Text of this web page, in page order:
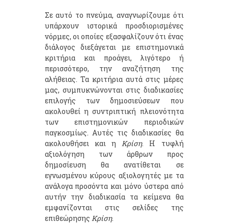
Σε αυτό το πνεύμα, αναγνωρίζουμε ότι
υπάρχουν ιστορικά προσδιορισμένες
νόρμες, οι οποίες εξασφαλίζουν ότι ένας
διάλογος διεξάγεται με επιστημονικά
κριτήρια και προάγει, λιγότερο ή
περισσότερο, την αναζήτηση της
αλήθειας. Τα κριτήρια αυτά στις μέρες
μας, συμπυκνώνονται στις διαδικασίες
επιλογής των δημοσιεύσεων που
ακολουθεί η συντριπτική πλειονότητα
των επιστημονικών περιοδικών
παγκοσμίως. Αυτές τις διαδικασίες θα
ακολουθήσει και ηΚρίση. Η τυφλή
αξιολόγηση των άρθρων προς
δημοσίευση θα ανατίθεται σε
εγνωσμένου κύρους αξιολογητές με τα
ανάλογα προσόντα και μόνο ύστερα από
αυτήν την διαδικασία τα κείμενα θα
εμφανίζονται στις σελίδες της
επιθεώρησης Κρίση.